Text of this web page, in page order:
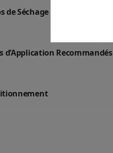
de Séchage
d’Application Recommandés